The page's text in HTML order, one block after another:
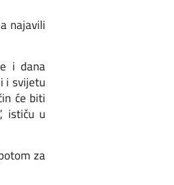
najavili
i dana
i svijetu
će biti
ističu u
za